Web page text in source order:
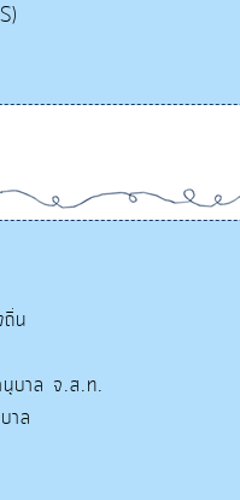
ถิ่น
นุบาล จ.ส.ท.
าล